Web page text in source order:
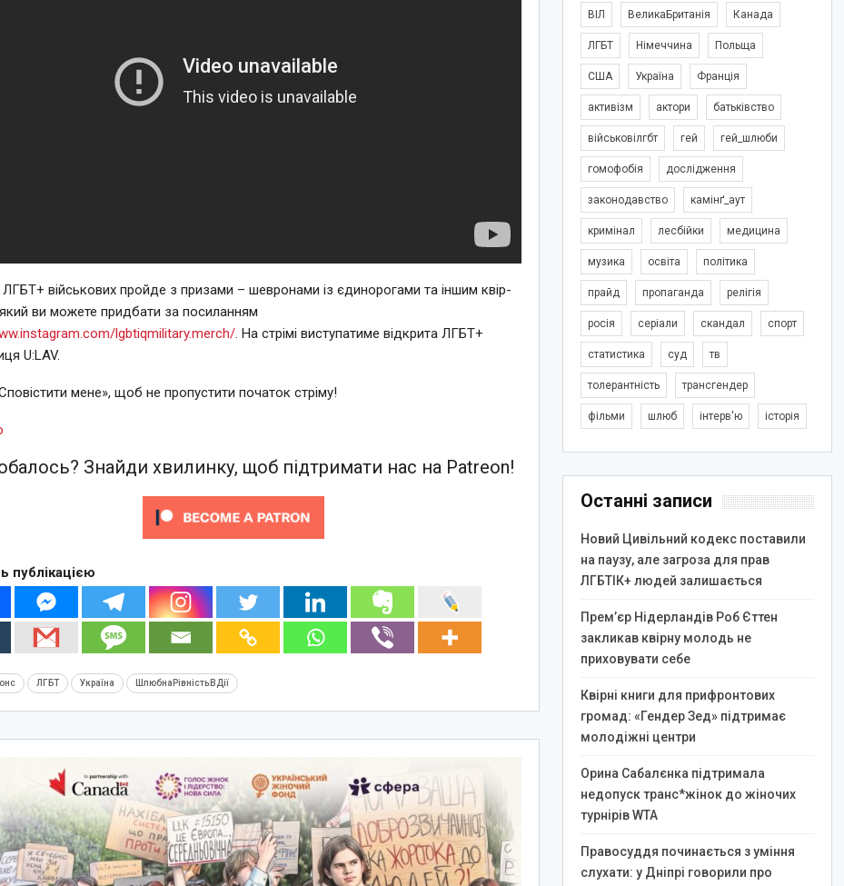
ЛГБТ+ військових пройде з призами – шевронами із єдинорогами та іншим квір-
ви можете придбати за посиланням
lgbtiqmilitary.merch/. На стрімі виступатиме відкрита ЛГБТ+
U:LAV.
мене», щоб не пропустити початок стріму!
Знайди хвилинку, щоб підтримати нас на Patreon!
публікацією
ЛГБТ Україна ШлюбнаРівністьВДії
ВІЛ ВеликаБританія Канада
ЛГБТ Німеччина Польща
США Україна Франція
активізм актори батьківство
військовілгбт гей гей_шлюби
гомофобія дослідження
законодавство камінґ_аут
кримінал лесбійки медицина
музика освіта політика
прайд пропаганда релігія
росія серіали скандал спорт
статистика суд тв
толерантність трансгендер
фільми шлюб інтерв'ю історія
Останні записи
Новий Цивільний кодекс поставили
на паузу, але загроза для прав
ЛГБТІК+ людей залишається
Прем’єр Нідерландів Роб Єттен
закликав квірну молодь не
приховувати себе
Квірні книги для прифронтових
громад: «Гендер Зед» підтримає
молодіжні центри
Орина Сабалєнка підтримала
недопуск транс*жінок до жіночих
турнірів WTA
Правосуддя починається з уміння
слухати: у Дніпрі говорили про